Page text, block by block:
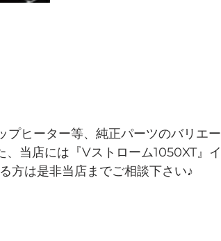
ヒーター等、純正パーツのバリエー
当店には『Vストローム1050XT』イ
方は是非当店までご相談下さい♪